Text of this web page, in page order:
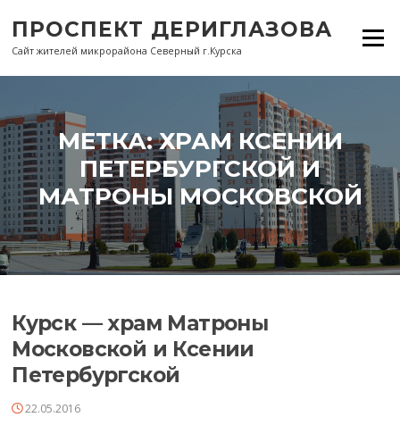
содержанию
ПРОСПЕКТ ДЕРИГЛАЗОВА
Сайт жителей микрорайона Северный г.Курска
Меню
МЕТКА:ХРАМ КСЕНИИ
ПЕТЕРБУРГСКОЙ И
МАТРОНЫ МОСКОВСКОЙ
Курск — храм Матроны
Московской и Ксении
Петербургской
22.05.2016